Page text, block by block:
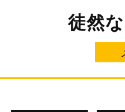
ス
徒然